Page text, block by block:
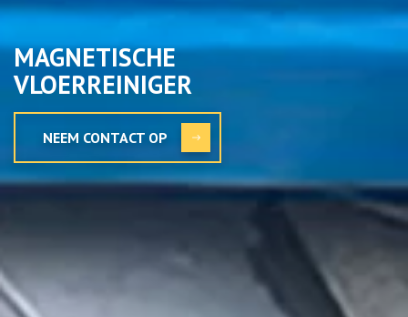
MAGNETISCHE
VLOERREINIGER
NEEM CONTACT OP